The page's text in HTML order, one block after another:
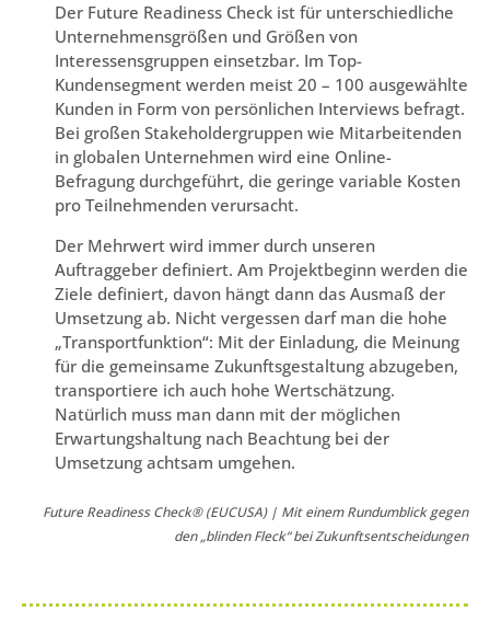
Der Future Readiness Check ist für unterschiedliche
Unternehmensgrößen und Größen von
Interessensgruppen einsetzbar. Im Top-
Kundensegment werden meist 20 – 100 ausgewählte
Kunden in Form von persönlichen Interviews befragt.
Bei großen Stakeholdergruppen wie Mitarbeitenden
in globalen Unternehmen wird eine Online-
Befragung durchgeführt, die geringe variable Kosten
pro Teilnehmenden verursacht.
Der Mehrwert wird immer durch unseren
Auftraggeber definiert. Am Projektbeginn werden die
Ziele definiert, davon hängt dann das Ausmaß der
Umsetzung ab. Nicht vergessen darf man die hohe
„Transportfunktion“: Mit der Einladung, die Meinung
für die gemeinsame Zukunftsgestaltung abzugeben,
transportiere ich auch hohe Wertschätzung.
Natürlich muss man dann mit der möglichen
Erwartungshaltung nach Beachtung bei der
Umsetzung achtsam umgehen.
Future Readiness Check® (EUCUSA) | Mit einem Rundumblick gegen
den „blinden Fleck“ bei Zukunftsentscheidungen